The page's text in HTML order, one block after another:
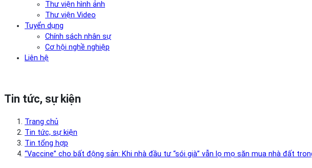
Thư viện hình ảnh
Thư viện Video
Tuyển dụng
Chính sách nhân sự
Cơ hội nghề nghiệp
Liên hệ
Tin tức, sự kiện
Trang chủ
Tin tức, sự kiện
Tin tổng hợp
“Vaccine” cho bất động sản: Khi nhà đầu tư “sói già” vẫn lọ mọ săn mua nhà đất